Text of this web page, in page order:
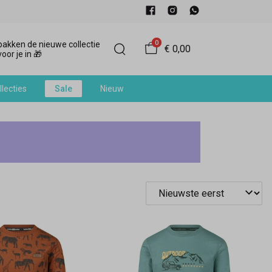
de nieuwe collectie
je in 🎁
0
€ 0,00
Sale Nieuw